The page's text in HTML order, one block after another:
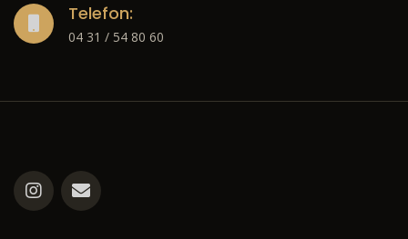
Telefon:
04 31 / 54 80 60